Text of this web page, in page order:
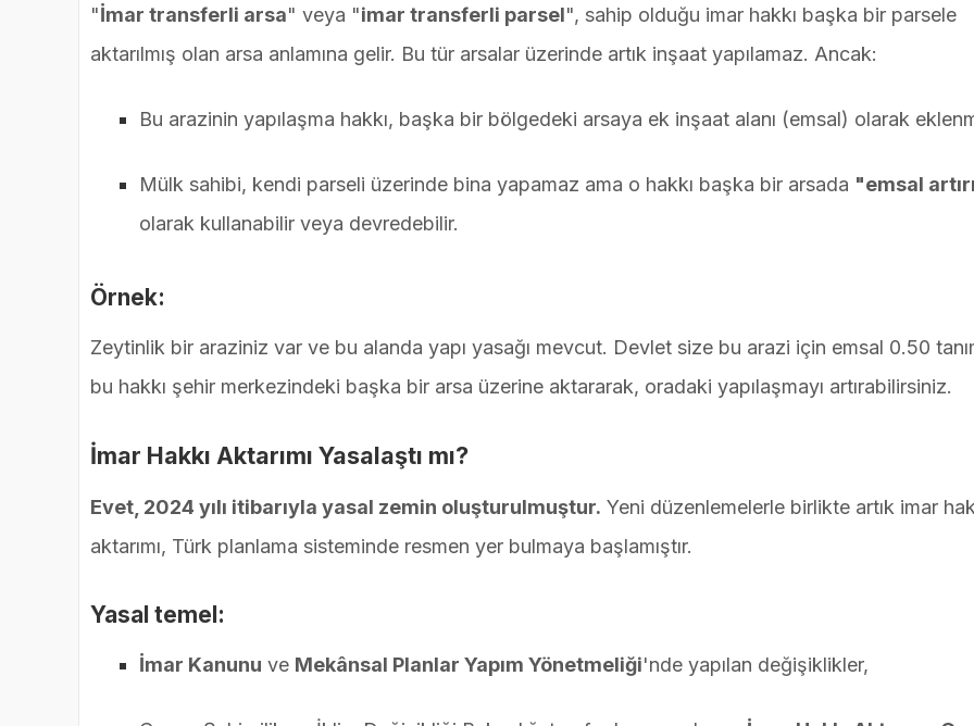
"İmar transferli arsa" veya "imar transferli parsel", sahip olduğu imar hakkı başka bir parsele
aktarılmış olan arsa anlamına gelir. Bu tür arsalar üzerinde artık inşaat yapılamaz. Ancak:
Bu arazinin yapılaşma hakkı, başka bir bölgedeki arsaya ek inşaat alanı (emsal) olarak
Mülk sahibi, kendi parseli üzerinde bina yapamaz ama o hakkı başka bir arsada "emsal
olarak kullanabilir veya devredebilir.
Örnek:
Zeytinlik bir araziniz var ve bu alanda yapı yasağı mevcut. Devlet size bu arazi için emsal 0.50
bu hakkı şehir merkezindeki başka bir arsa üzerine aktararak, oradaki yapılaşmayı artırabilirsiniz.
İmar Hakkı Aktarımı Yasalaştı mı?
Evet, 2024 yılı itibarıyla yasal zemin oluşturulmuştur. Yeni düzenlemelerle birlikte artık imar
aktarımı, Türk planlama sisteminde resmen yer bulmaya başlamıştır.
Yasal temel:
İmar Kanunu ve Mekânsal Planlar Yapım Yönetmeliği'nde yapılan değişiklikler,